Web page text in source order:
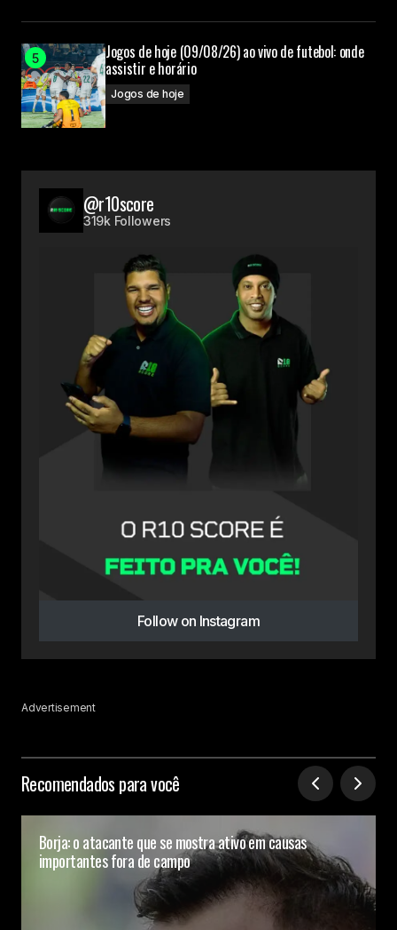
Jogos de hoje (09/08/26) ao vivo de futebol: onde
assistir e horário
Jogos de hoje
@r10score
319k Followers
Follow on Instagram
Advertisement
Recomendados para você
Borja: o atacante que se mostra ativo em causas
importantes fora de campo